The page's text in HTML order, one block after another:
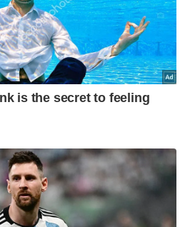
kiri) bersama tulang belakang Masjid
Merbok, Kedah.
kini masih memerlukan
bagi meneruskan
yang terletak dalam
ibadat tersebut.